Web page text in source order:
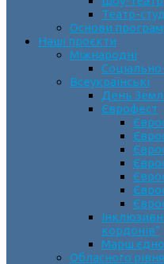
Театр-
Основи
Наші проєкти
Міжнародні
Всеукраїнські
День
Єврофест
кордонів”
Марш
Обласного рівня